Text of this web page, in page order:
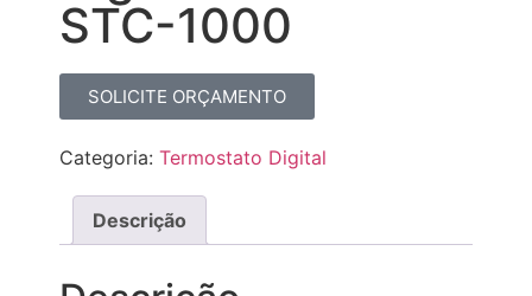
STC-1000
SOLICITE ORÇAMENTO
Categoria: Termostato Digital
Descrição